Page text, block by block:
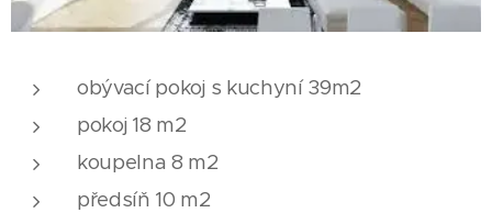
obývací pokoj s kuchyní 39m2
pokoj 18 m2
koupelna 8 m2
předsíň 10 m2